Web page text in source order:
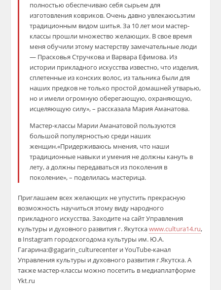
полностью обеспечиваю себя сырьем для
изготовления ковриков.Очень давно увлекаюсьэтим
традиционным видом шитья. За 10лет мои мастер-
классы прошли множество желающих. В свое время
меня обучили этому мастерству замечательные люди
— ПрасковьяСтручкова и Варвара Ефимова. Из
истории прикладного искусства известно, что изделия,
сплетенные из конских волос, из тальникабыли для
наших предков не только простой домашней утварью,
но и имели огромную оберегающую, охраняющую,
исцеляющую силу», – рассказала МарияАманатова.
Мастер-классы МарииАманатовой пользуются
большой популярностью среди наших
женщин.«Придерживаюсь мнения, что наши
традиционные навыки и умения не должны кануть в
лету, а должны передаваться из поколения в
поколение», – поделилась мастерица.
Приглашаем всех желающих не упустить прекрасную
возможность научиться этому виду народного
прикладного искусства. Заходите на сайт Управления
культуры и духовного развития г. Якутскаwww.cultura14.ru,
в Instagram городскогодома культуры им. Ю.А.
Гагарина:@gagarin_culturecenter иYouTube-канал
Управления культуры и духовного развития г.Якутска. А
также мастер-классы можно посетить в медиаплатформе
Ykt.ru